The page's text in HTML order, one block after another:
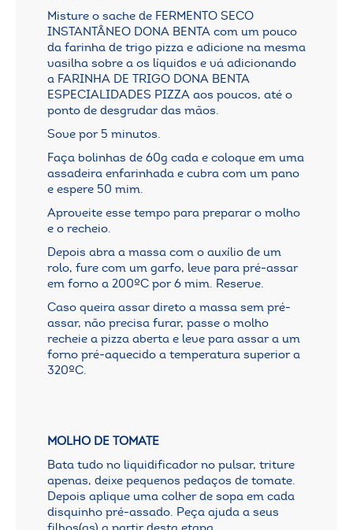
Misture o sache de FERMENTO SECO
INSTANTÂNEO DONA BENTA com um pouco
da farinha de trigo pizza e adicione na mesma
vasilha sobre a os líquidos e vá adicionando
a FARINHA DE TRIGO DONA BENTA
ESPECIALIDADES PIZZA aos poucos, até o
ponto de desgrudar das mãos.
Sove por 5 minutos.
Faça bolinhas de 60g cada e coloque em uma
assadeira enfarinhada e cubra com um pano
e espere 50 mim.
Aproveite esse tempo para preparar o molho
e o recheio.
Depois abra a massa com o auxílio de um
rolo, fure com um garfo, leve para pré-assar
em forno a 200ºC por 6 mim. Reserve.
Caso queira assar direto a massa sem pré-
assar, não precisa furar, passe o molho
recheie a pizza aberta e leve para assar a um
forno pré-aquecido a temperatura superior a
320ºC.
MOLHO DE TOMATE
Bata tudo no liquidificador no pulsar, triture
apenas, deixe pequenos pedaços de tomate.
Depois aplique uma colher de sopa em cada
disquinho pré-assado. Peça ajuda a seus